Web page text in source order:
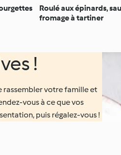
Roulé aux épinards,
fromage à tartiner
!
rassembler votre famille et
vous à ce que vos
puis régalez-vous !